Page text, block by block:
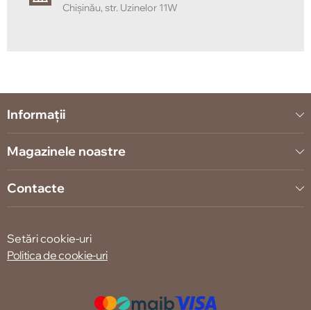
Chișinău, str. Uzinelor 11W
Informații
Magazinele noastre
Contacte
Setări cookie-uri
Politica de cookie-uri